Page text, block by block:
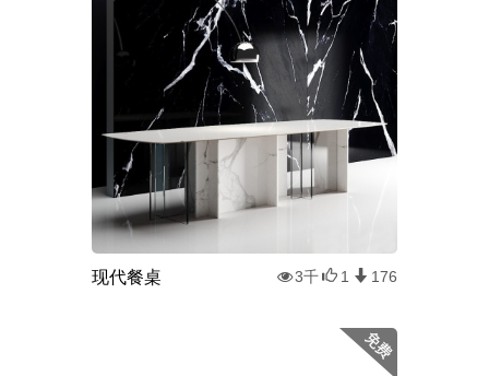
现代餐桌 3千 1 176